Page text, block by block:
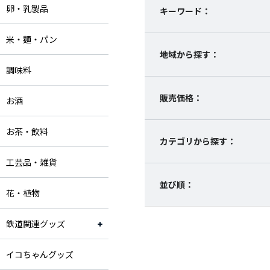
卵・乳製品
米・麺・パン
調味料
お酒
お茶・飲料
工芸品・雑貨
花・植物
鉄道関連グッズ
イコちゃんグッズ
キーワード：
地域から探す：
販売価格：
カテゴリから探す：
並び順：